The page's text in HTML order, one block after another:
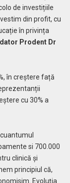
de investițiile
din profit, cu
în privința
Prodent Dr
în creștere față
cu 30% a
si 700.000
clinică și
principiul că,
Evoluția